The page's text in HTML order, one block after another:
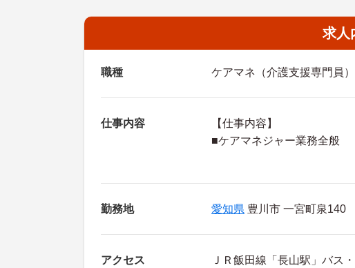
求人
職種 ケアマネ（介護支援専門員）
仕事内容
【仕事内容】
■ケアマネジャー業務全般
勤務地 愛知県 豊川市 一宮町泉140
アクセス ＪＲ飯田線「長山駅」バス